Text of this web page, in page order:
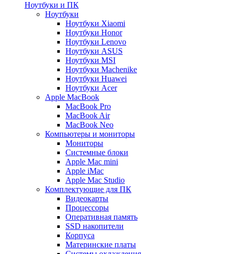
Ноутбуки и ПК
Ноутбуки
Ноутбуки Xiaomi
Ноутбуки Honor
Ноутбуки Lenovo
Ноутбуки ASUS
Ноутбуки MSI
Ноутбуки Machenike
Ноутбуки Huawei
Ноутбуки Acer
Apple MacBook
MacBook Pro
MacBook Air
MacBook Neo
Компьютеры и мониторы
Мониторы
Системные блоки
Apple Mac mini
Apple iMac
Apple Mac Studio
Комплектующие для ПК
Видеокарты
Процессоры
Оперативная память
SSD накопители
Корпуса
Материнские платы